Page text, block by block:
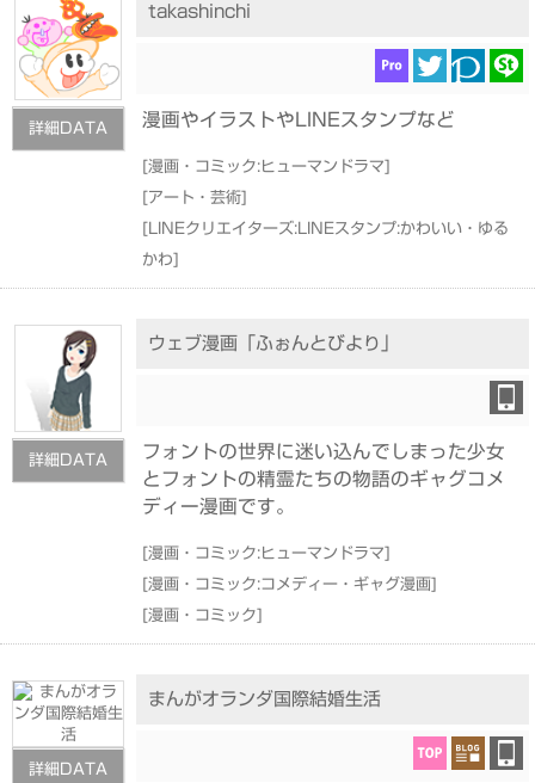
詳細DATA
takashinchi
漫画やイラストやLINEスタンプなど
[漫画・コミック:ヒューマンドラマ]
[アート・芸術]
[ LINEクリエイターズ:LINEスタンプ:かわいい・ゆる
かわ]
詳細DATA
ウェブ漫画「ふぉんとびより」
フォントの世界に迷い込んでしまった少女
とフォントの精霊たちの物語のギャグコメ
ディー漫画です。
[漫画・コミック:ヒューマンドラマ]
[漫画・コミック:コメディー・ギャグ漫画]
[漫画・コミック]
詳細DATA
まんがオランダ国際結婚生活